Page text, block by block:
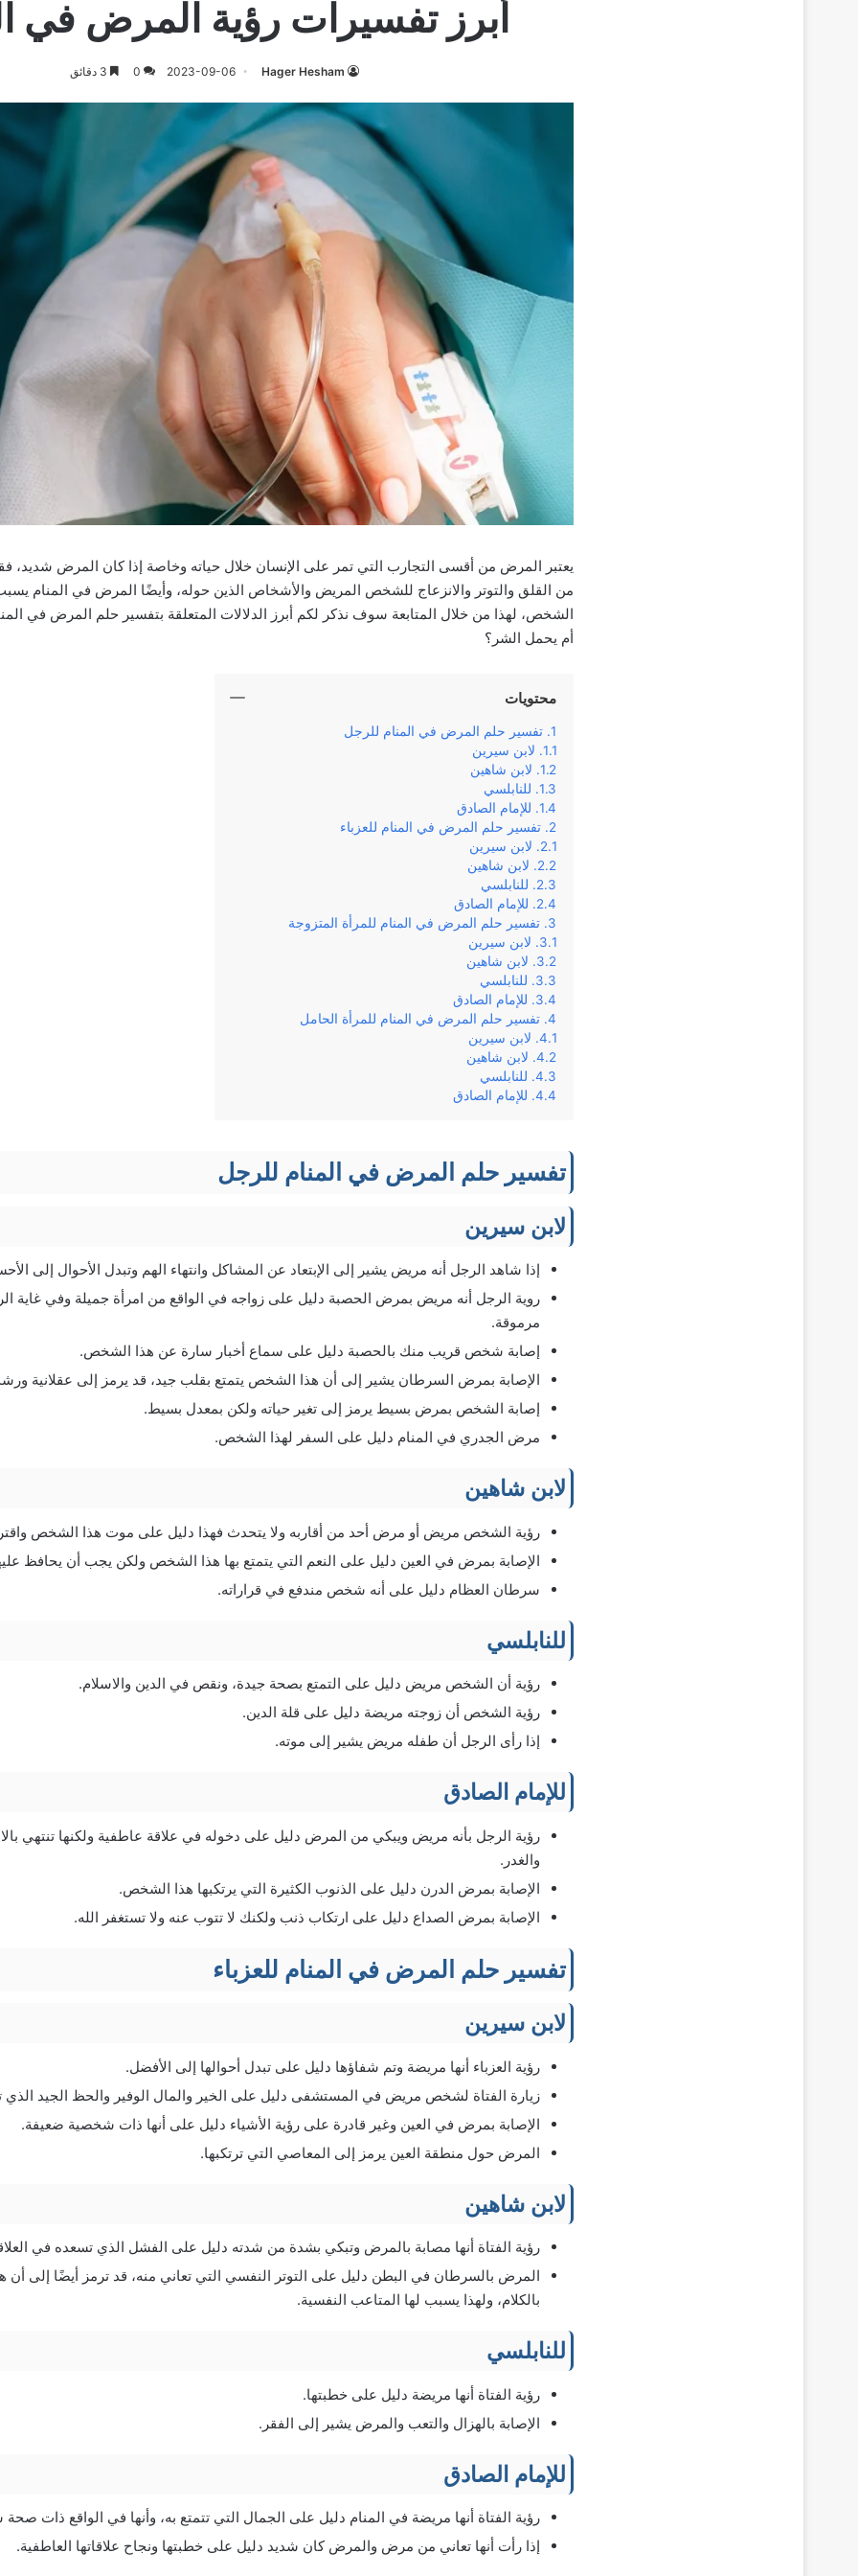
أبرز تفسيرات رؤية المرض في
Hager Hesham
2023-09-06
0
يعتبر المرض من أقسى التجارب التي تمر على الإنسان خلال حياته وخاصة إذا كان المرض شديد،
من القلق والتوتر والانزعاج للشخص المريض والأشخاص الذين حوله، وأيضًا المرض في المنام يسبب
الشخص، لهذا من خلال المتابعة سوف نذكر لكم أبرز الدلالات المتعلقة بتفسير حلم المرض في
أم يحمل الشر؟
محتويات
تفسير حلم المرض في المنام للرجل
لابن سيرين
لابن شاهين
للنابلسي
للإمام الصادق
تفسير حلم المرض في المنام للعزباء
لابن سيرين
لابن شاهين
للنابلسي
للإمام الصادق
تفسير حلم المرض في المنام للمرأة المتزوجة
لابن سيرين
لابن شاهين
للنابلسي
للإمام الصادق
تفسير حلم المرض في المنام للمرأة الحامل
لابن سيرين
لابن شاهين
للنابلسي
للإمام الصادق
تفسير حلم المرض في المنام للرجل
لابن سيرين
إذا شاهد الرجل أنه مريض يشير إلى الإبتعاد عن المشاكل وانتهاء الهم وتبدل الأحوال إلى
روية الرجل أنه مريض بمرض الحصبة دليل على زواجه في الواقع من امرأة جميلة وفي غاية
مرموقة.
إصابة شخص قريب منك بالحصبة دليل على سماع أخبار سارة عن هذا الشخص.
الإصابة بمرض السرطان يشير إلى أن هذا الشخص يتمتع بقلب جيد، قد يرمز إلى عقلانية
إصابة الشخص بمرض بسيط يرمز إلى تغير حياته ولكن بمعدل بسيط.
مرض الجدري في المنام دليل على السفر لهذا الشخص.
لابن شاهين
رؤية الشخص مريض أو مرض أحد من أقاربه ولا يتحدث فهذا دليل على موت هذا الشخص
الإصابة بمرض في العين دليل على النعم التي يتمتع بها هذا الشخص ولكن يجب أن يحافظ
سرطان العظام دليل على أنه شخص مندفع في قراراته.
للنابلسي
رؤية أن الشخص مريض دليل على التمتع بصحة جيدة، ونقص في الدين والاسلام.
رؤية الشخص أن زوجته مريضة دليل على قلة الدين.
إذا رأى الرجل أن طفله مريض يشير إلى موته.
للإمام الصادق
رؤية الرجل بأنه مريض ويبكي من المرض دليل على دخوله في علاقة عاطفية ولكنها تنتهي
والغدر.
الإصابة بمرض الدرن دليل على الذنوب الكثيرة التي يرتكبها هذا الشخص.
الإصابة بمرض الصداع دليل على ارتكاب ذنب ولكنك لا تتوب عنه ولا تستغفر الله.
تفسير حلم المرض في المنام للعزباء
لابن سيرين
رؤية العزباء أنها مريضة وتم شفاؤها دليل على تبدل أحوالها إلى الأفضل.
زيارة الفتاة لشخص مريض في المستشفى دليل على الخير والمال الوفير والحظ الجيد الذي
الإصابة بمرض في العين وغير قادرة على رؤية الأشياء دليل على أنها ذات شخصية ضعيفة.
المرض حول منطقة العين يرمز إلى المعاصي التي ترتكبها.
لابن شاهين
رؤية الفتاة أنها مصابة بالمرض وتبكي بشدة من شدته دليل على الفشل الذي تسعده في
المرض بالسرطان في البطن دليل على التوتر النفسي التي تعاني منه، قد ترمز أيضًا إلى أن
بالكلام، ولهذا يسبب لها المتاعب النفسية.
للنابلسي
رؤية الفتاة أنها مريضة دليل على خطبتها.
الإصابة بالهزال والتعب والمرض يشير إلى الفقر.
للإمام الصادق
رؤية الفتاة أنها مريضة في المنام دليل على الجمال التي تتمتع به، وأنها في الواقع ذات
إذا رأت أنها تعاني من مرض والمرض كان شديد دليل على خطبتها ونجاح علاقاتها العاطفية.